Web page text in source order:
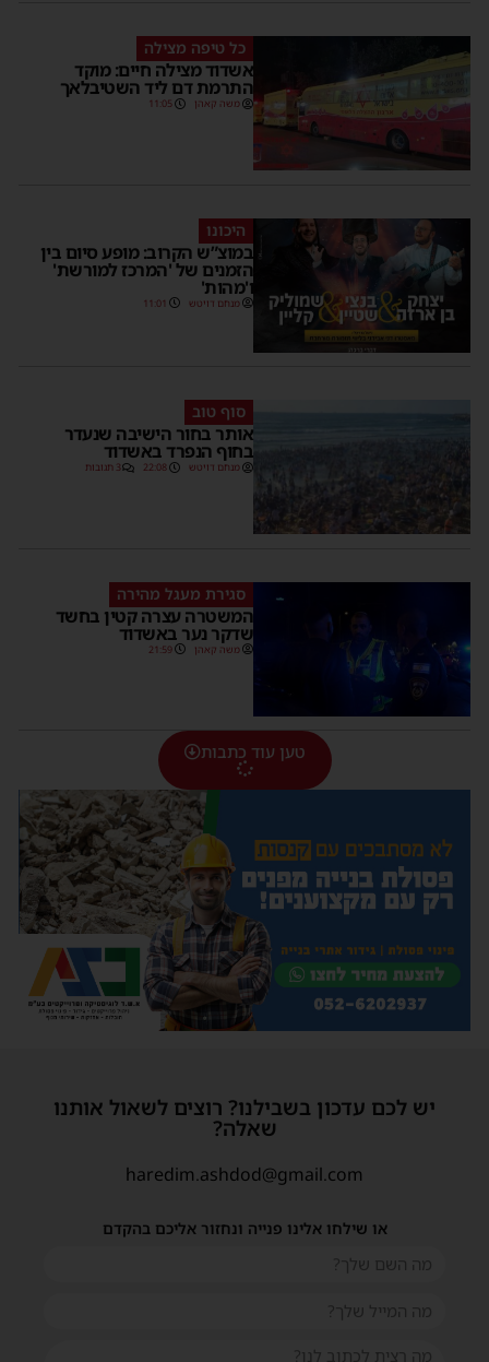
כל טיפה מצילה
אשדוד מצילה חיים: מוקד
התרמת דם ליד השטיבלאך
משה קאהן 11:05
היכונו
במוצ”ש הקרוב: מופע סיום בין
הזמנים של 'המרכז למורשת'
ו'מהות'
מנחם דויטש 11:01
סוף טוב
אותר בחור הישיבה שנעדר
בחוף הנפרד באשדוד
מנחם דויטש 22:08 3 תגובות
סגירת מעגל מהירה
המשטרה עצרה קטין בחשד
שדקר נער באשדוד
משה קאהן 21:59
טען עוד כתבות
יש לכם עדכון בשבילנו? רוצים לשאול אותנו
שאלה?
haredim.ashdod@gmail.com
או שילחו אלינו פנייה ונחזור אליכם בהקדם